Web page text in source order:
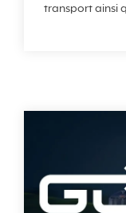
transport ainsi